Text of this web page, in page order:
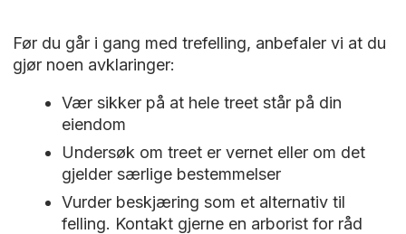
Før du går i gang med trefelling, anbefaler vi at du
gjør noen avklaringer:
Vær sikker på at hele treet står på din
eiendom
Undersøk om treet er vernet eller om det
gjelder særlige bestemmelser
Vurder beskjæring som et alternativ til
felling. Kontakt gjerne en arborist for råd